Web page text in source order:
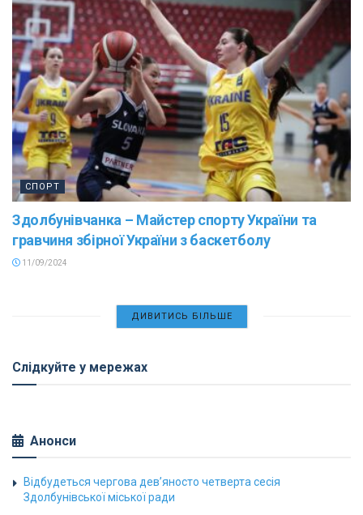
СПОРТ
Здолбунівчанка – Майстер спорту України та
гравчиня збірної України з баскетболу
11/09/2024
ДИВИТИСЬ БІЛЬШЕ
Слідкуйте у мережах
Анонси
Відбудеться чергова дев’яносто четверта сесія
Здолбунівської міської ради